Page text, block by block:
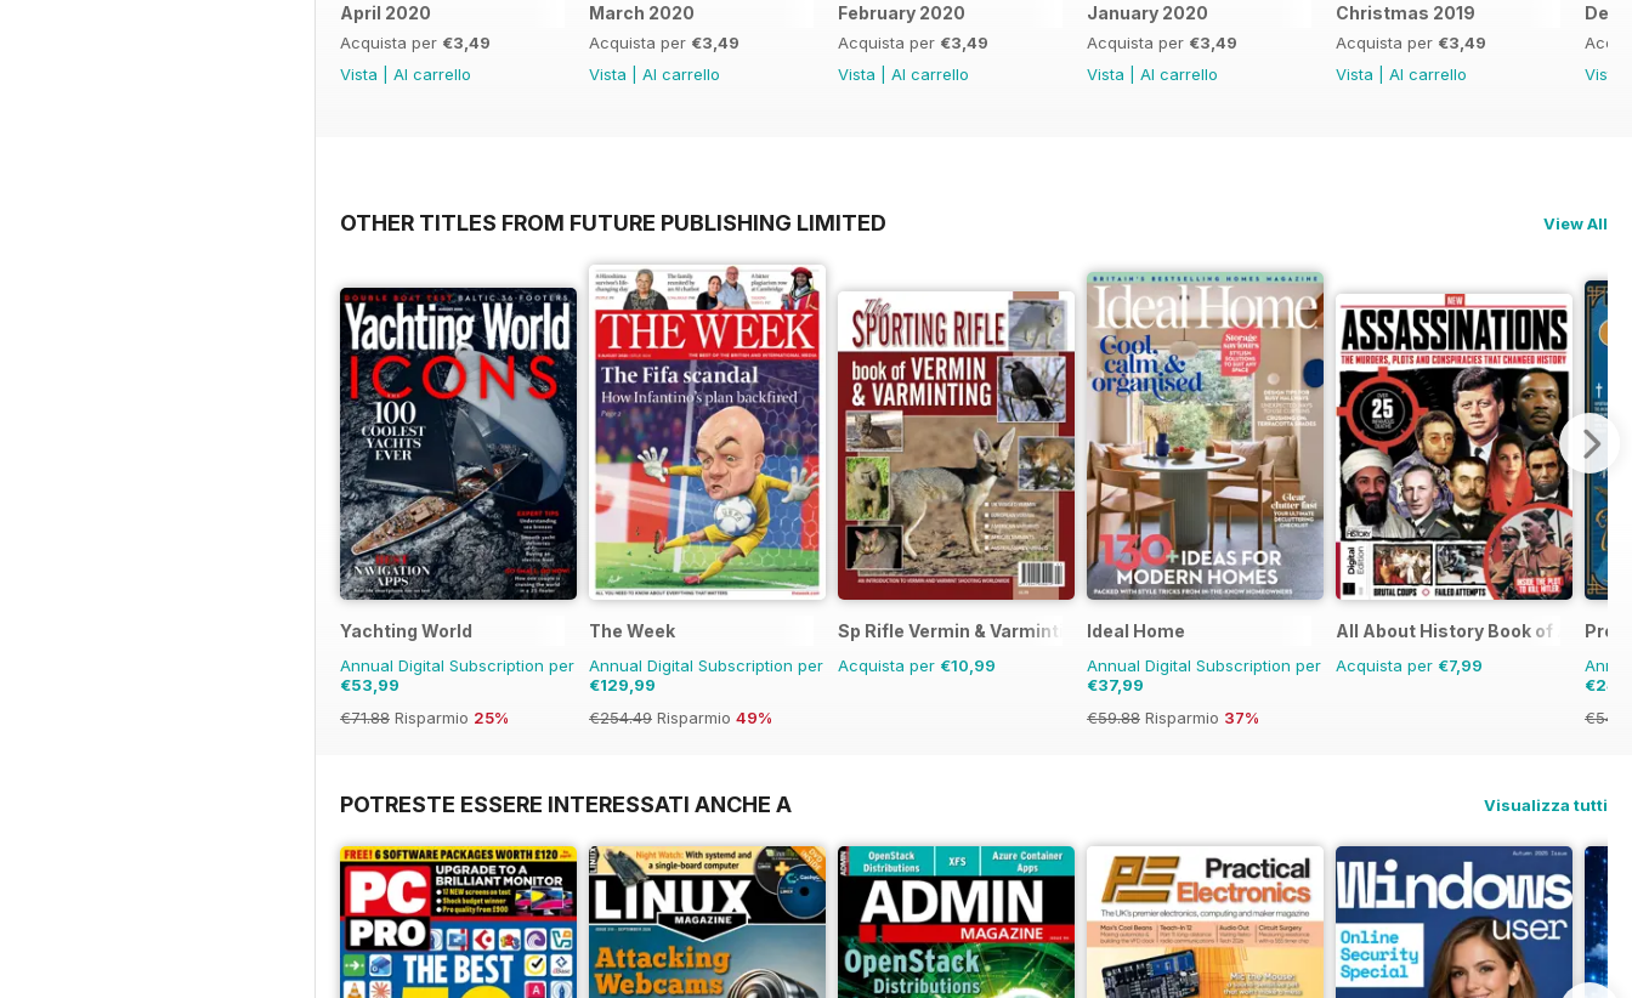
April 2020
Acquista per €3,49
Vista
Al carrello
March 2020
Acquista per €3,49
Vista
Al carrello
February 2020
Acquista per €3,49
Vista
Al carrello
January 2020
Acquista per €3,49
Vista
Al carrello
Christmas 2019
Acquista per €3,49
Vista
Al carrello
Vista
OTHER TITLES FROM FUTURE PUBLISHING LIMITED View All
Yachting World
Annual Digital Subscription per
€53,99
€71.88 Risparmio 25%
The Week
Annual Digital Subscription per
€129,99
€254.49 Risparmio 49%
Sp Rifle Vermin & Varminting
Acquista per €10,99
Ideal Home
Annual Digital Subscription per
€37,99
€59.88 Risparmio 37%
All About History Book of
Acquista per €7,99
Prog
POTRESTE ESSERE INTERESSATI ANCHE A Visualizza tutti